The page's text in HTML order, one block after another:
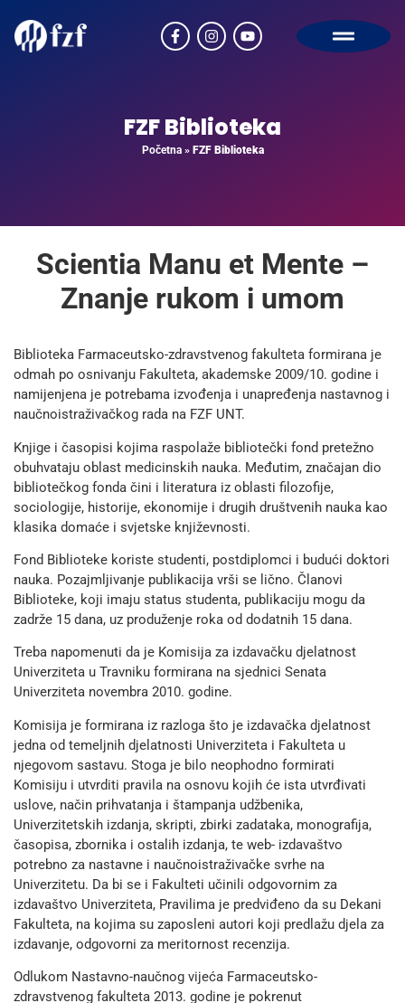
FZF Biblioteka
Početna» FZF Biblioteka
Scientia Manu et Mente –
Znanje rukom i umom
Biblioteka Farmaceutsko-zdravstvenog fakulteta formirana je
odmah po osnivanju Fakulteta, akademske 2009/10. godine i
namijenjena je potrebama izvođenja i unapređenja nastavnog i
naučnoistraživačkog rada na FZF UNT.
Knjige i časopisi kojima raspolaže bibliotečki fond pretežno
obuhvataju oblast medicinskih nauka. Međutim, značajan dio
bibliotečkog fonda čini i literatura iz oblasti filozofije,
sociologije, historije, ekonomije i drugih društvenih nauka kao
klasika domaće i svjetske književnosti.
Fond Biblioteke koriste studenti, postdiplomci i budući doktori
nauka. Pozajmljivanje publikacija vrši se lično. Članovi
Biblioteke, koji imaju status studenta, publikaciju mogu da
zadrže 15 dana, uz produženje roka od dodatnih 15 dana.
Treba napomenuti da je Komisija za izdavačku djelatnost
Univerziteta u Travniku formirana na sjednici Senata
Univerziteta novembra 2010. godine.
Komisija je formirana iz razloga što je izdavačka djelatnost
jedna od temeljnih djelatnosti Univerziteta i Fakulteta u
njegovom sastavu. Stoga je bilo neophodno formirati
Komisiju i utvrditi pravila na osnovu kojih će ista utvrđivati
uslove, način prihvatanja i štampanja udžbenika,
Univerzitetskih izdanja, skripti, zbirki zadataka, monografija,
časopisa, zbornika i ostalih izdanja, te web- izdavaštvo
potrebno za nastavne i naučnoistraživačke svrhe na
Univerzitetu. Da bi se i Fakulteti učinili odgovornim za
izdavaštvo Univerziteta, Pravilima je predviđeno da su Dekani
Fakulteta, na kojima su zaposleni autori koji predlažu djela za
izdavanje, odgovorni za meritornost recenzija.
Odlukom Nastavno-naučnog vijeća Farmaceutsko-
zdravstvenog fakulteta 2013. godine je pokrenut